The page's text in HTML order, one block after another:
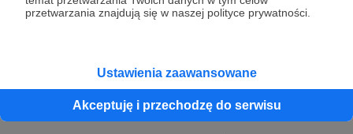
przetwarzania znajdują się w naszej polityce prywatności.
Ustawienia zaawansowane
Akceptuję i przechodzę do serwisu
Dołącz do grona Patronów!